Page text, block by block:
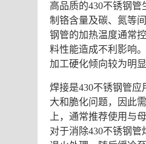
高品质的430不锈钢管
制铬含量及碳、氮等
钢管的加热温度通常
料性能造成不利影响
加工硬化倾向较为明
焊接是430不锈钢管应
大和脆化问题，因此
上，通常推荐使用与
对于消除430不锈钢管